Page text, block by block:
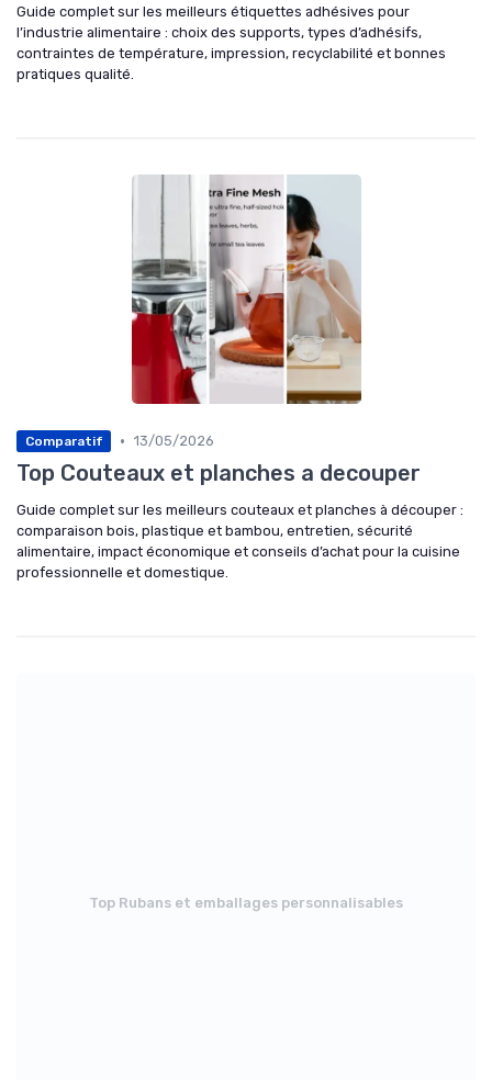
Guide complet sur les meilleurs étiquettes adhésives pour
l’industrie alimentaire : choix des supports, types d’adhésifs,
contraintes de température, impression, recyclabilité et bonnes
pratiques qualité.
Comparatif • 13/05/2026
Top Couteaux et planches a decouper
Guide complet sur les meilleurs couteaux et planches à découper :
comparaison bois, plastique et bambou, entretien, sécurité
alimentaire, impact économique et conseils d’achat pour la cuisine
professionnelle et domestique.
Top Rubans et emballages personnalisables